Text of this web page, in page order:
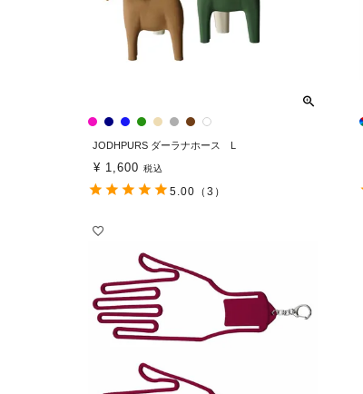
JODHPURS ダーラナホース L
¥ 1,600 税込
5.00 （3）